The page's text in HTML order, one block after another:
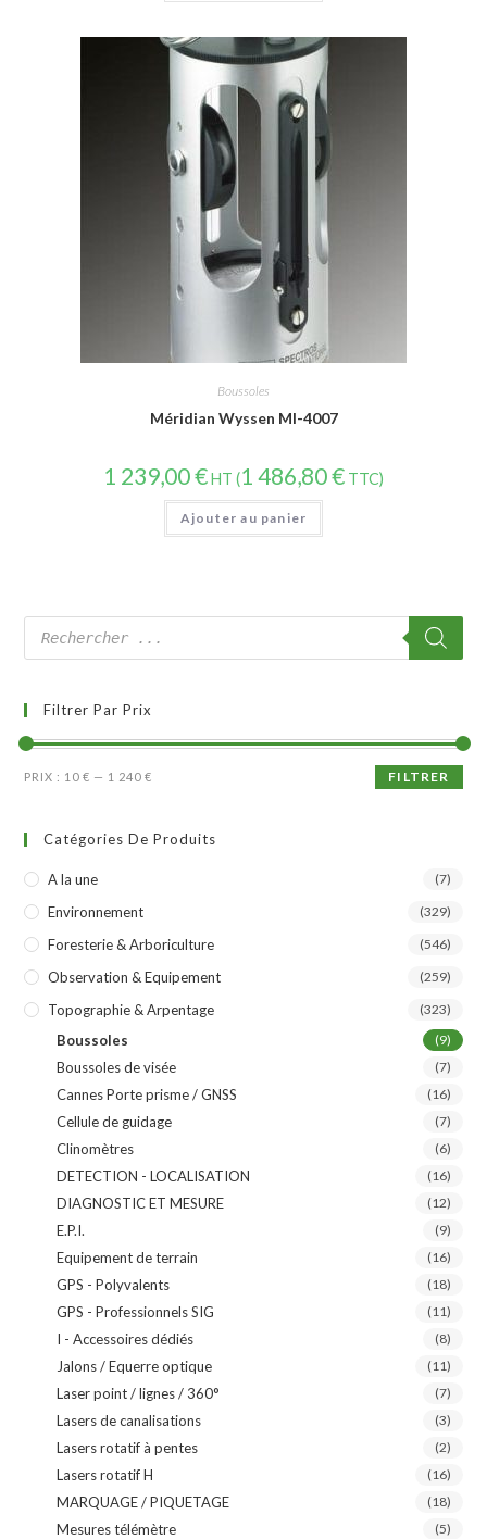
Boussoles
Méridian Wyssen MI-4007
1 239,00€HT (1 486,80€ TTC)
Ajouter au panier
Filtrer Par Prix
FILTRER
PRIX : 10 € — 1 240 €
Catégories De Produits
A la une (7)
Environnement (329)
Foresterie & Arboriculture (546)
Observation & Equipement (259)
Topographie & Arpentage (323)
Boussoles (9)
Boussoles de visée (7)
Cannes Porte prisme / GNSS (16)
Cellule de guidage (7)
Clinomètres (6)
DETECTION - LOCALISATION (16)
DIAGNOSTIC ET MESURE (12)
E.P.I. (9)
Equipement de terrain (16)
GPS - Polyvalents (18)
GPS - Professionnels SIG (11)
I - Accessoires dédiés (8)
Jalons / Equerre optique (11)
Laser point / lignes / 360° (7)
Lasers de canalisations (3)
Lasers rotatif à pentes (2)
Lasers rotatif H (16)
MARQUAGE / PIQUETAGE (18)
Mesures télémètre (5)